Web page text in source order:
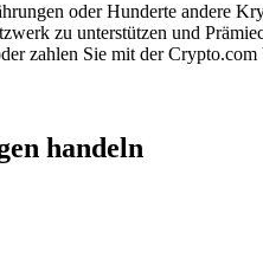
oder Hunderte andere
zu unterstützen und
zahlen Sie mit der
handeln